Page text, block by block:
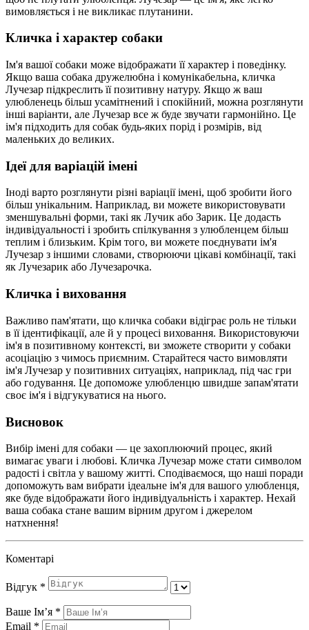
вимовляється і не викликає плутанини.
Кличка і характер собаки
Ім'я вашої собаки може відображати її характер і поведінку.
Якщо ваша собака дружелюбна і комунікабельна, кличка
Лучезар підкреслить її позитивну натуру. Якщо ж ваш
улюбленець більш усамітнений і спокійний, можна розглянути
інші варіанти, але Лучезар все ж буде звучати гармонійно. Це
ім'я підходить для собак будь-яких порід і розмірів, від
маленьких до великих.
Ідеї для варіацій імені
Іноді варто розглянути різні варіації імені, щоб зробити його
більш унікальним. Наприклад, ви можете використовувати
зменшувальні форми, такі як Лучик або Зарик. Це додасть
індивідуальності і зробить спілкування з улюбленцем більш
теплим і близьким. Крім того, ви можете поєднувати ім'я
Лучезар з іншими словами, створюючи цікаві комбінації, такі
як Лучезарик або Лучезарочка.
Кличка і виховання
Важливо пам'ятати, що кличка собаки відіграє роль не тільки
в її ідентифікації, але й у процесі виховання. Використовуючи
ім'я в позитивному контексті, ви зможете створити у собаки
асоціацію з чимось приємним. Старайтеся часто вимовляти
ім'я Лучезар у позитивних ситуаціях, наприклад, під час гри
або годування. Це допоможе улюбленцю швидше запам'ятати
своє ім'я і відгукуватися на нього.
Висновок
Вибір імені для собаки — це захоплюючий процес, який
вимагає уваги і любові. Кличка Лучезар може стати символом
радості і світла у вашому житті. Сподіваємося, що наші поради
допоможуть вам вибрати ідеальне ім'я для вашого улюбленця,
яке буде відображати його індивідуальність і характер. Нехай
ваша собака стане вашим вірним другом і джерелом
натхнення!
Коментарі
Відгук *
Ваше Імʼя *
Email *